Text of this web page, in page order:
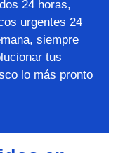
24 horas,
urgentes 24
siempre
tus
lo más pronto